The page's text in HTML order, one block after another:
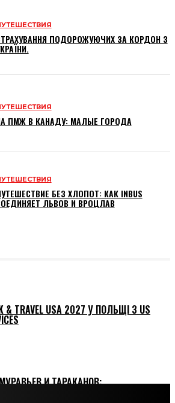
ПОДОРОЖУЮЧИХ ЗА КОРДОН З
ПМЖ В КАНАДУ: МАЛЫЕ ГОРОДА
БЕЗ ХЛОПОТ: КАК INBUS
ЛЬВОВ И ВРОЦЛАВ
TRAVEL USA 2027 У ПОЛЬЩІ З US
И ТАРАКАНОВ: